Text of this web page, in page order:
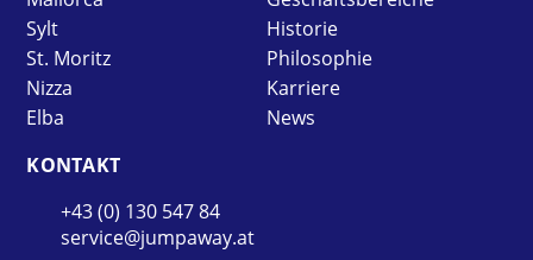
Sylt
St. Moritz
Nizza
Elba
Historie
Philosophie
Karriere
News
KONTAKT
+43 (0) 130 547 84
service@jumpaway.at